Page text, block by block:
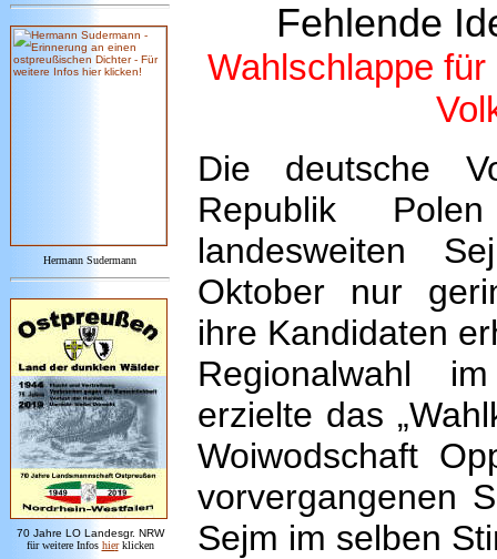
Hermann Sudermann
70 Jahre LO Landesgr. NRW
für weitere Infos hier klicken
Fehlende
Wahlschlappe
Die deutsche
Republik
landesweiten
Oktober nur
ihre Kandidaten
Regionalwahl
erzielte das
Woiwodschaft
vorvergangenen
Sejm im selben